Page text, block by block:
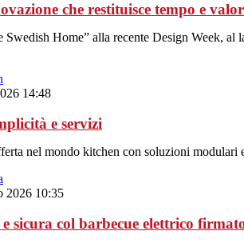
che restituisce tempo e
Swedish Home” alla recente Design Week,
14:48
e servizi
nel mondo kitchen con soluzioni modulari
2026 10:35
sicura col barbecue elettrico